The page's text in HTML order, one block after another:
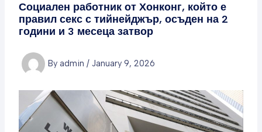
Социален работник от Хонконг, който е
правил секс с тийнейджър, осъден на 2
години и 3 месеца затвор
By admin / January 9, 2026